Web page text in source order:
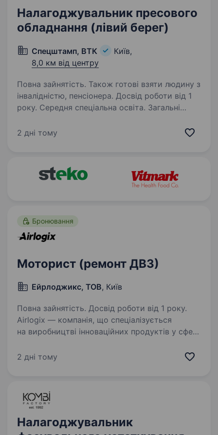
Налагоджувальник пресового
обладнання (лівий берег)
Спецштамп, ВТК
Київ,
8,0 км від центру
Повна зайнятість. Також готові взяти людину з
інвалідністю, пенсіонера. Досвід роботи від 1
року. Середня спеціальна освіта. Загальні
на прес та налагодження виробництва деталі
Чоловік без шкідливих звичок, уважність,…
2 дні тому
Бронювання
Моторист (ремонт ДВЗ)
Ейрлоджикс, ТОВ, Київ
Повна зайнятість. Досвід роботи від 1 року.
Airlogix — компанія, що спеціалізується
на виробництві інноваційних продуктів у сфері
наше головне завдання — це найшвидша
2 дні тому
Налагоджувальник